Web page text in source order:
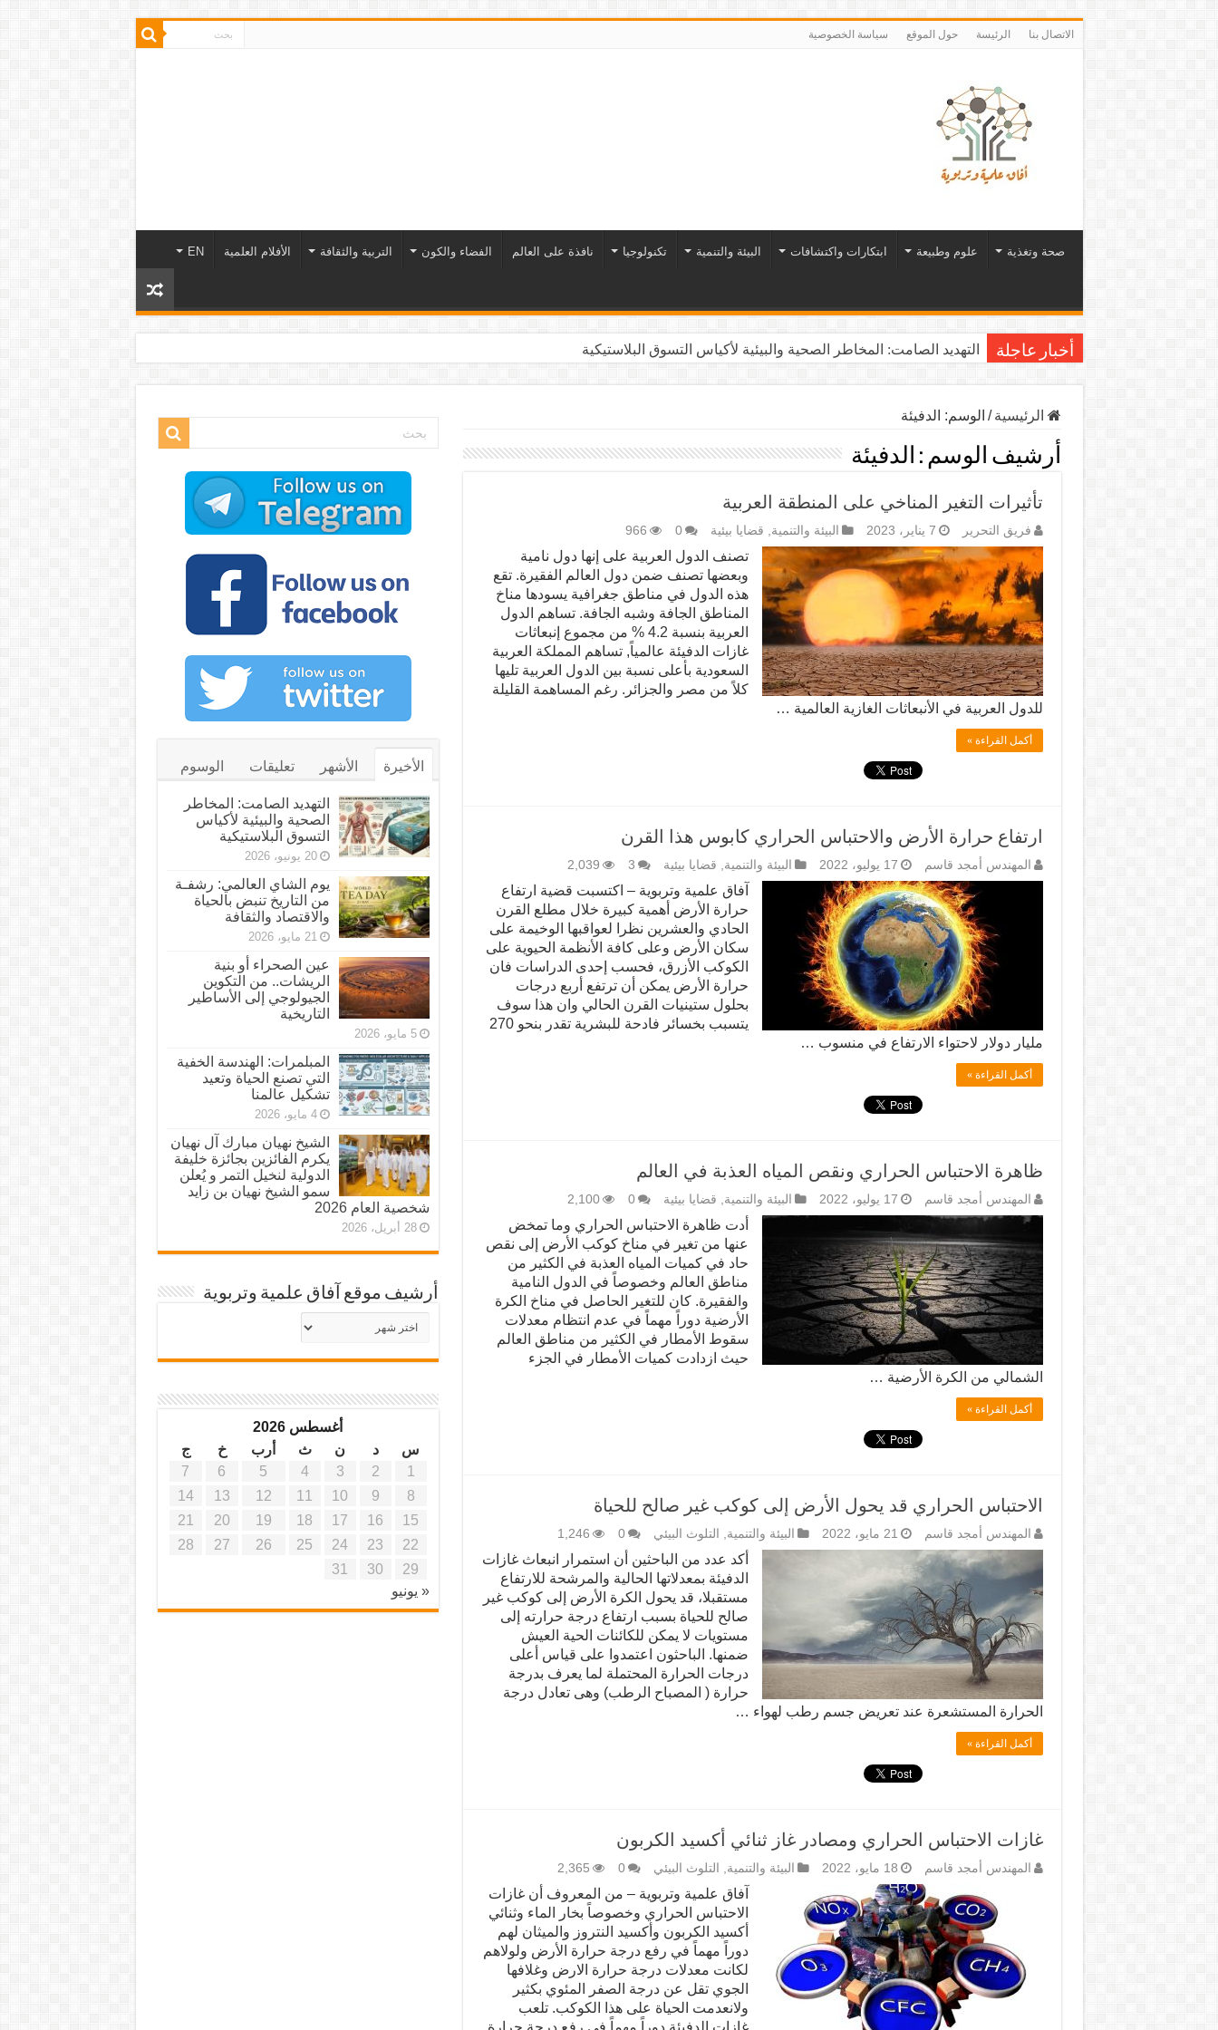
الاتصال بنا الرئيسة حول الموقع سياسة الخصوصية
صحة وتغذية علوم وطبيعة ابتكارات واكتشافات البيئة والتنمية تكنولوجيا نافذة على العالم الفضاء والكون التربية والثقافة الأفلام العلمية EN
أخبار عاجلة التهديد الصامت: المخاطر الصحية والبيئية لأكياس التسوق البلاستيكية
الرئيسية / الوسم: الدفيئة
أرشيف الوسم : الدفيئة
تأثيرات التغير المناخي على المنطقة العربية
فريق التحرير 7 يناير، 2023 البيئة والتنمية, قضايا بيئية 0
966
تصنف الدول العربية على إنها دول نامية
وبعضها تصنف ضمن دول العالم الفقيرة. تقع
هذه الدول في مناطق جغرافية يسودها مناخ
المناطق الجافة وشبه الجافة. تساهم الدول
العربية بنسبة 4.2 % من مجموع إنبعاثات
غازات الدفيئة عالمياً, تساهم المملكة العربية
السعودية بأعلى نسبة بين الدول العربية تليها
كلاً من مصر والجزائر. رغم المساهمة القليلة
للدول العربية في الأنبعاثات الغازية العالمية …
أكمل القراءة »
ارتفاع حرارة الأرض والاحتباس الحراري كابوس هذا القرن
المهندس أمجد قاسم 17 يوليو، 2022 البيئة والتنمية, قضايا بيئية 3
2,039
آفاق علمية وتربوية – اكتسبت قضية ارتفاع
حرارة الأرض أهمية كبيرة خلال مطلع القرن
الحادي والعشرين نظرا لعواقبها الوخيمة على
سكان الأرض وعلى كافة الأنظمة الحيوية على
الكوكب الأزرق، فحسب إحدى الدراسات فان
حرارة الأرض يمكن أن ترتفع أربع درجات
بحلول ستينيات القرن الحالي وان هذا سوف
يتسبب بخسائر فادحة للبشرية تقدر بنحو 270
مليار دولار لاحتواء الارتفاع في منسوب …
أكمل القراءة »
ظاهرة الاحتباس الحراري ونقص المياه العذبة في العالم
المهندس أمجد قاسم 17 يوليو، 2022 البيئة والتنمية, قضايا بيئية 0
2,100
أدت ظاهرة الاحتباس الحراري وما تمخض
عنها من تغير في مناخ كوكب الأرض إلى نقص
حاد في كميات المياه العذبة في الكثير من
مناطق العالم وخصوصاً في الدول النامية
والفقيرة. كان للتغير الحاصل في مناخ الكرة
الأرضية دوراً مهماً في عدم انتظام معدلات
سقوط الأمطار في الكثير من مناطق العالم
حيث ازدادت كميات الأمطار في الجزء
الشمالي من الكرة الأرضية …
أكمل القراءة »
الاحتباس الحراري قد يحول الأرض إلى كوكب غير صالح للحياة
المهندس أمجد قاسم 21 مايو، 2022 البيئة والتنمية, التلوث البيئي 0
1,246
أكد عدد من الباحثين أن استمرار انبعاث غازات
الدفيئة بمعدلاتها الحالية والمرشحة للارتفاع
مستقبلا، قد يحول الكرة الأرض إلى كوكب غير
صالح للحياة بسبب ارتفاع درجة حرارته إلى
مستويات لا يمكن للكائنات الحية العيش
ضمنها. الباحثون اعتمدوا على قياس أعلى
درجات الحرارة المحتملة لما يعرف بدرجة
حرارة ( المصباح الرطب) وهى تعادل درجة
الحرارة المستشعرة عند تعريض جسم رطب لهواء …
أكمل القراءة »
غازات الاحتباس الحراري ومصادر غاز ثنائي أكسيد الكربون
المهندس أمجد قاسم 18 مايو، 2022 البيئة والتنمية, التلوث البيئي 0
2,365
آفاق علمية وتربوية – من المعروف أن غازات
الاحتباس الحراري وخصوصاً بخار الماء وثنائي
أكسيد الكربون وأكسيد النتروز والميثان لهم
دوراً مهماً في رفع درجة حرارة الأرض ولولاهم
لكانت معدلات درجة حرارة الارض وغلافها
الجوي تقل عن درجة الصفر المئوي بكثير
ولانعدمت الحياة على هذا الكوكب. تلعب
غازات الدفيئة دوراً مهماً في رفع درجة حرارة
الأخيرة الأشهر تعليقات الوسوم
التهديد الصامت: المخاطر
الصحية والبيئية لأكياس
التسوق البلاستيكية
20 يونيو، 2026
يوم الشاي العالمي: رشفـة
من التاريخ تنبض بالحياة
والاقتصاد والثقافة
21 مايو، 2026
عين الصحراء أو بنية
الريشات.. من التكوين
الجيولوجي إلى الأساطير
التاريخية
5 مايو، 2026
المبلمرات: الهندسة الخفية
التي تصنع الحياة وتعيد
تشكيل عالمنا
4 مايو، 2026
الشيخ نهيان مبارك آل نهيان
يكرم الفائزين بجائزة خليفة
الدولية لنخيل التمر و يُعلن
سمو الشيخ نهيان بن زايد
شخصية العام 2026
28 أبريل، 2026
أرشيف موقع آفاق علمية وتربوية
أرشيف
موقع
أغسطس 2026
س
د ن ث أرب خ
ج
1
2
3
4
5
6
7
8
9
10
11
12
13
14
15
16
17
18
19
20
21
22
23
24
25
26
27
28
29
30
31
« يونيو